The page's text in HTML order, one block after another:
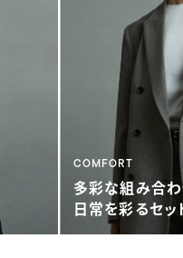
COMFORT
多彩な組み合
日常を彩るセッ